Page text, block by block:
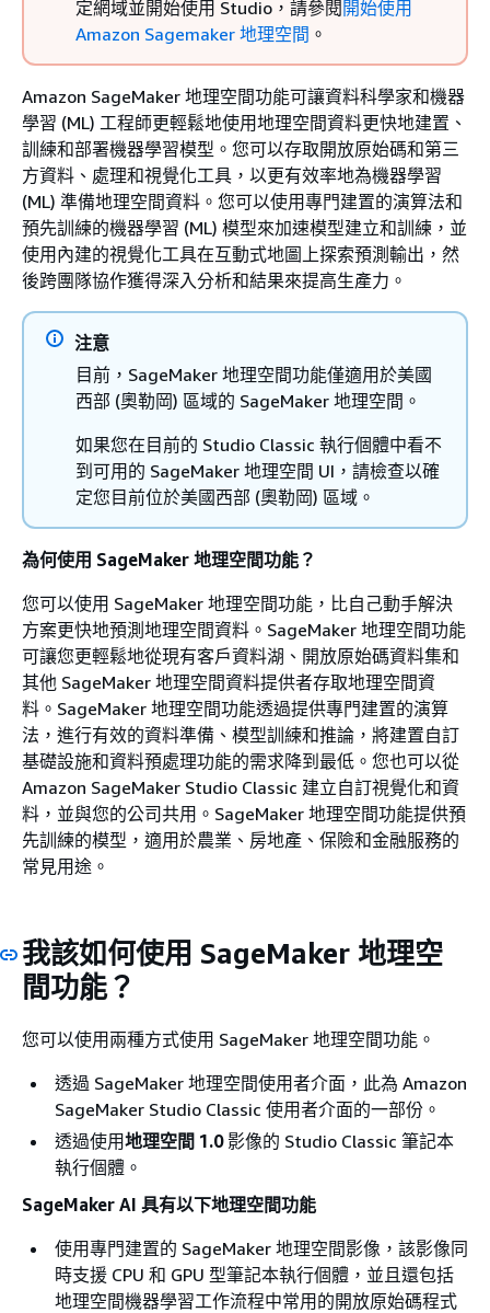
定網域並開始使用 Studio，請參閱 開始使用
Amazon Sagemaker 地理空間 。
Amazon SageMaker 地理空間功能可讓資料科學家和機器
學習 (ML) 工程師更輕鬆地使用地理空間資料更快地建置、
訓練和部署機器學習模型。您可以存取開放原始碼和第三
方資料、處理和視覺化工具，以更有效率地為機器學習
(ML) 準備地理空間資料。您可以使用專門建置的演算法和
預先訓練的機器學習 (ML) 模型來加速模型建立和訓練，並
使用內建的視覺化工具在互動式地圖上探索預測輸出，然
後跨團隊協作獲得深入分析和結果來提高生產力。
注意
目前，SageMaker 地理空間功能僅適用於美國
西部 (奧勒岡) 區域的 SageMaker 地理空間。
如果您在目前的 Studio Classic 執行個體中看不
到可用的 SageMaker 地理空間 UI，請檢查以確
定您目前位於美國西部 (奧勒岡) 區域。
為何使用 SageMaker 地理空間功能？
您可以使用 SageMaker 地理空間功能，比自己動手解決
方案更快地預測地理空間資料。SageMaker 地理空間功能
可讓您更輕鬆地從現有客戶資料湖、開放原始碼資料集和
其他 SageMaker 地理空間資料提供者存取地理空間資
料。SageMaker 地理空間功能透過提供專門建置的演算
法，進行有效的資料準備、模型訓練和推論，將建置自訂
基礎設施和資料預處理功能的需求降到最低。您也可以從
Amazon SageMaker Studio Classic 建立自訂視覺化和資
料，並與您的公司共用。SageMaker 地理空間功能提供預
先訓練的模型，適用於農業、房地產、保險和金融服務的
常見用途。
我該如何使用 SageMaker 地理空
間功能？
您可以使用兩種方式使用 SageMaker 地理空間功能。
透過 SageMaker 地理空間使用者介面，此為 Amazon
SageMaker Studio Classic 使用者介面的一部份。
透過使用地理空間 1.0影像的 Studio Classic 筆記本
執行個體。
SageMaker AI 具有以下地理空間功能
使用專門建置的 SageMaker 地理空間影像，該影像同
時支援 CPU 和 GPU 型筆記本執行個體，並且還包括
地理空間機器學習工作流程中常用的開放原始碼程式